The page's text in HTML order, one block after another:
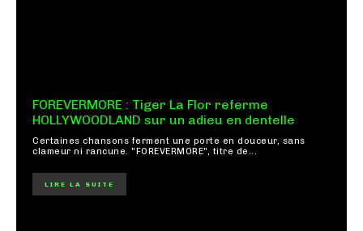
FOREVERMORE : Tiger La Flor referme
HOLLYWOODLAND sur un adieu en dentelle
Certaines chansons ferment une porte en douceur, sans
clameur ni rancune. "FOREVERMORE", titre de...
LIRE LA SUITE